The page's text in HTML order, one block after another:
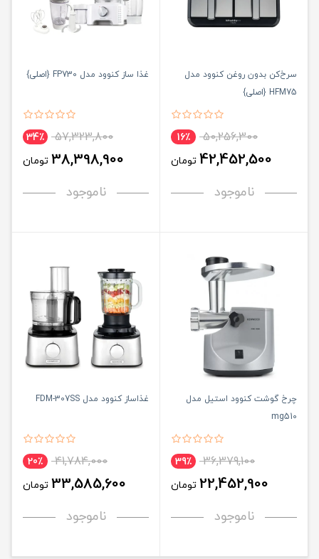
سرخ‌کن بدون روغن کنوود مدل
HFM75 {اصلی}
50,256,300 16٪
42,452,500 تومان
ناموجود
غذا ساز کنوود مدل FP730 {اصلی}
57,323,800 34٪
38,398,900 تومان
ناموجود
چرخ گوشت کنوود استیل مدل
mg510
36,379,100 39٪
22,452,900 تومان
ناموجود
غذاساز کنوود مدل FDM-307SS
41,784,000 20٪
33,585,600 تومان
ناموجود